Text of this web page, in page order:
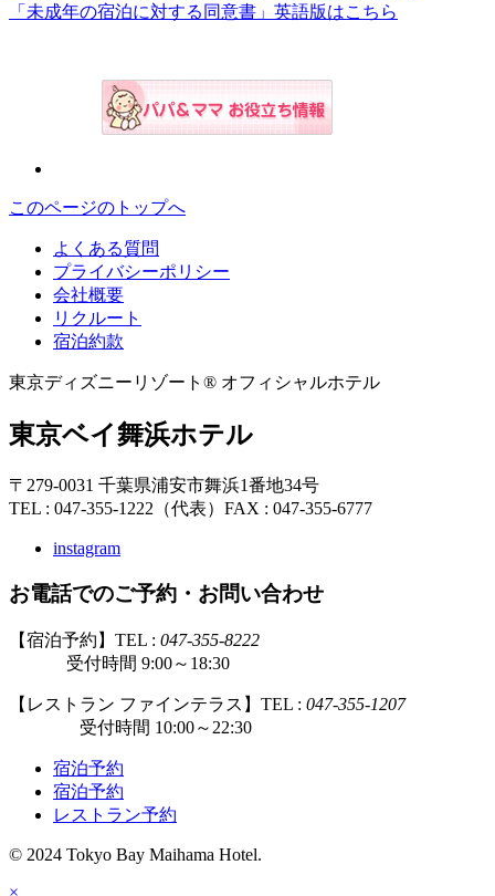
「未成年の宿泊に対する同意書」英語版はこちら
このページのトップへ
よくある質問
プライバシーポリシー
会社概要
リクルート
宿泊約款
東京ディズニーリゾート® オフィシャルホテル
東京ベイ舞浜ホテル
〒279-0031 千葉県浦安市舞浜1番地34号
TEL : 047-355-1222（代表） FAX : 047-355-6777
instagram
お電話でのご予約・お問い合わせ
【宿泊予約】TEL : 047-355-8222
受付時間 9:00～18:30
【レストラン ファインテラス】TEL : 047-355-1207
受付時間 10:00～22:30
宿泊予約
宿泊予約
レストラン予約
© 2024 Tokyo Bay Maihama Hotel.
×